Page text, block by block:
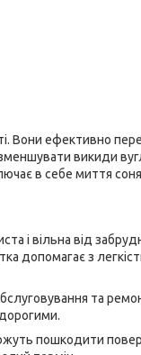
Вони ефективно
викиди
в себе миття
і вільна від
допомагає з
та
пошкодити